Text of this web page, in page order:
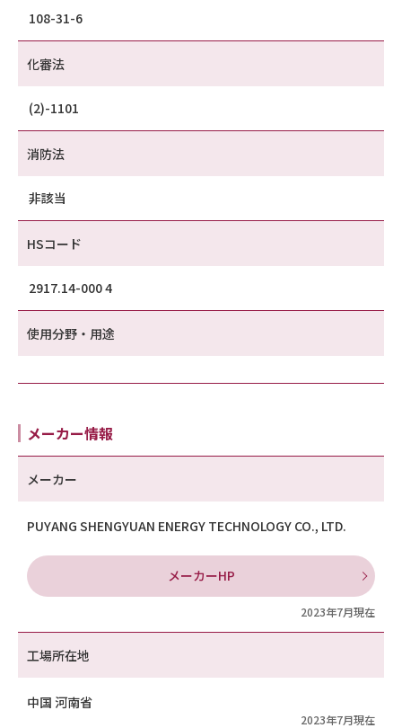
108-31-6
化審法
(2)-1101
消防法
非該当
HSコード
2917.14-000 4
使用分野・用途
メーカー情報
メーカー
PUYANG SHENGYUAN ENERGY TECHNOLOGY CO., LTD.
メーカーHP
2023年7月現在
工場所在地
中国 河南省
2023年7月現在